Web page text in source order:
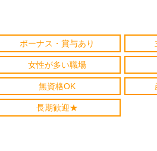
ボーナス・賞与あり
女性が多い職場
無資格OK
長期歓迎★